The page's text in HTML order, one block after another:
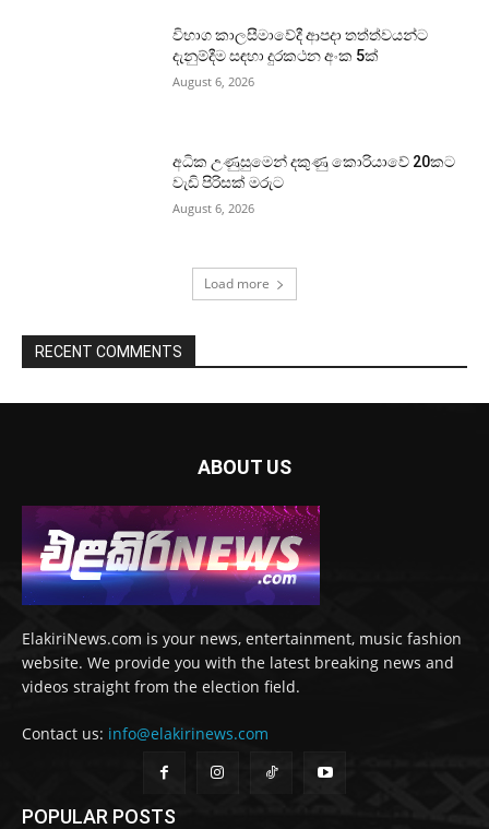
විභාග කාලසීමාවේදී ආපදා තත්ත්වයන්ට
දැනුම්දීම සඳහා දුරකථන අංක 5ක්
August 6, 2026
අධික උණුසුමෙන් දකුණු කොරියාවේ 20කට
වැඩි පිරිසක් මරුට
August 6, 2026
Load more
RECENT COMMENTS
ABOUT US
ElakiriNews.com is your news, entertainment, music fashion
website. We provide you with the latest breaking news and
videos straight from the election field.
Contact us: info@elakirinews.com
POPULAR POSTS